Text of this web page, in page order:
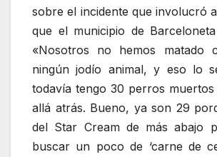
sobre el incidente que involucró
que el municipio de
«Nosotros no hemos matado
ningún jodío animal, y eso lo
todavía tengo 30 perros
allá atrás. Bueno, ya son 29
del Star Cream de más abajo
buscar un poco de ‘carne de